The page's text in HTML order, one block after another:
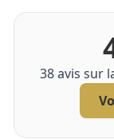
38avis sur